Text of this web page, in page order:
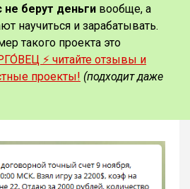
не берут деньги вообще, а
научиться и зарабатывать.
такого проекта это
⚡️ читайте отзывы и
проекты! (подходит даже